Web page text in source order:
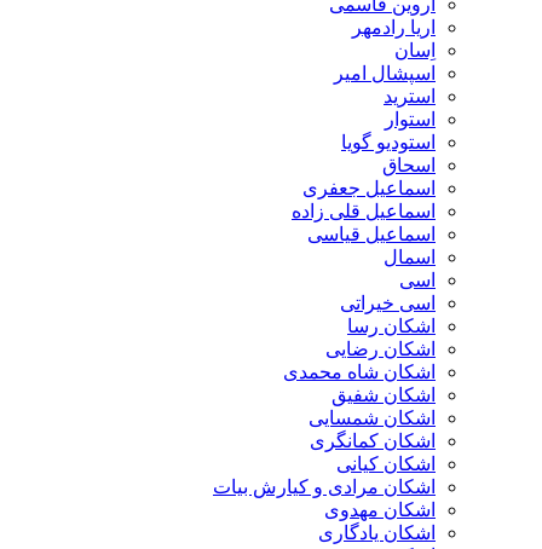
اروین قاسمی
اریا رادمهر
اِسان
اسپشال امیر
استرید
استوار
استودیو گویا
اسحاق
اسماعیل جعفری
اسماعیل قلی زاده
اسماعیل قیاسی
اسمال
اسی
اسی خیراتی
اشکان رسا
اشکان رضایی
اشکان شاه محمدی
اشکان شفیق
اشکان شمسایی
اشکان‌ کمانگری
اشکان کیانی
اشکان مرادی و کیارش بیات
اشکان مهدوی
اشکان یادگاری